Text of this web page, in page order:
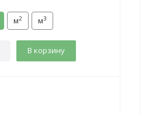
м2 м3
В корзину